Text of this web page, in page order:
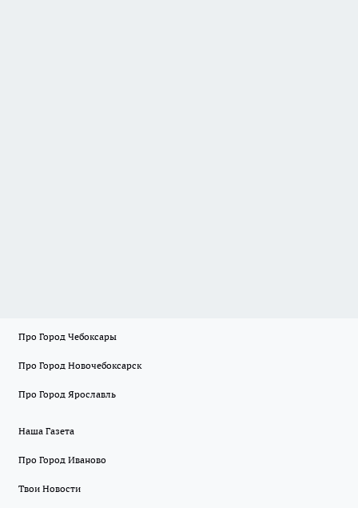
Про Город Чебоксары
Про Город Новочебоксарск
Про Город Ярославль
Наша Газета
Про Город Иваново
Твои Новости